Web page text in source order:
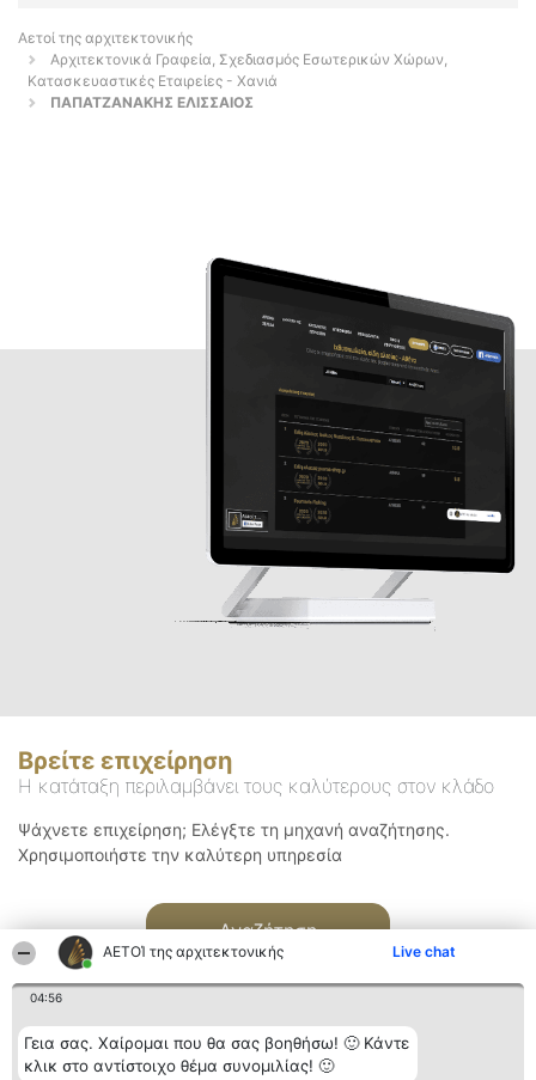
ΑΕΤΟΊ της αρχιτεκτονικής Live chat
04:56
Γεια σας. Χαίρομαι που θα σας βοηθήσω! 🙂 Κάντε
κλικ στο αντίστοιχο θέμα συνομιλίας! 🙂
Αετοί της αρχιτεκτονικής
Αρχιτεκτονικά Γραφεία, Σχεδιασμός Εσωτερικών Χώρων,
Κατασκευαστικές Εταιρείες - Χανιά
ΠΑΠΑΤΖΑΝΑΚΗΣ ΕΛΙΣΣΑΙΟΣ
Βρείτε επιχείρηση
Η κατάταξη περιλαμβάνει τους καλύτερους στον κλάδο
Ψάχνετε επιχείρηση; Ελέγξτε τη μηχανή αναζήτησης.
Χρησιμοποιήστε την καλύτερη υπηρεσία
Αναζήτηση